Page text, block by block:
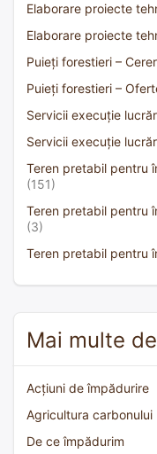
Elaborare proiecte
Elaborare proiecte
Puieți forestieri –
Puieți forestieri –
Servicii execuție
Servicii execuție
Teren pretabil pentru
(151)
Teren pretabil pentru
(3)
Teren pretabil pentru
Mai multe
Acțiuni de împădurire
Agricultura carbonului
De ce împădurim